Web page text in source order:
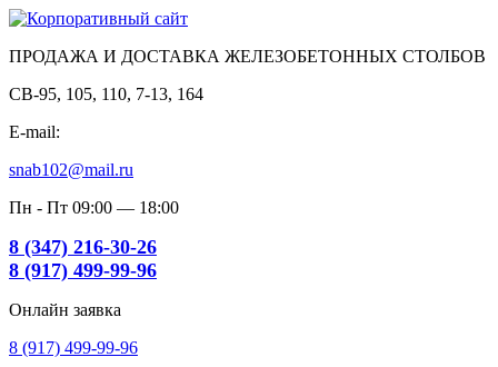
ПРОДАЖА И ДОСТАВКА ЖЕЛЕЗОБЕТОННЫХ СТОЛБОВ
СВ-95, 105, 110, 7-13, 164
E-mail:
snab102@mail.ru
Пн - Пт 09:00 — 18:00
8 (347) 216-30-26
8 (917) 499-99-96
Онлайн заявка
8 (917) 499-99-96